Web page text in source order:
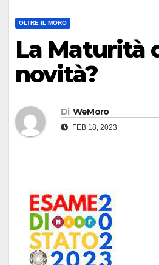
OLTRE IL MORO
La Maturità
novità?
Di WeMoro
FEB 18, 2023